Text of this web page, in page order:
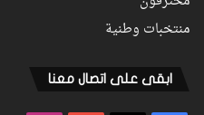
منتخبات وطنية
ابقى على اتصال معنا